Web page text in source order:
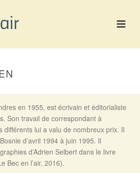
en 1955, est écrivain et éditorialiste
Son travail de correspondant à
différents lui a valu de nombreux prix. Il
d’avril 1994 à juin 1995. Il
d’Adrien Selbert dans le livre
Bec en l’air, 2016).